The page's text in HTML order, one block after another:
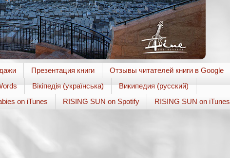
Презентация книги Отзывы читателей книги в Google
Вікіпедія (українська)
Википедия (русский)
on iTunes RISING SUN on Spotify RISING SUN on iTunes